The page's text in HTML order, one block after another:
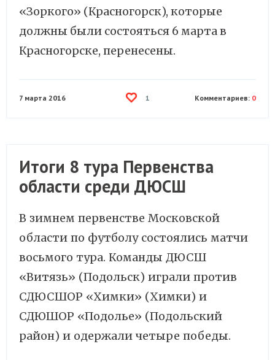
«Зоркого» (Красногорск), которые
должны были состояться 6 марта в
Красногорске, перенесены.
7 марта 2016 1 Комментариев: 0
Итоги 8 тура Первенства
области среди ДЮСШ
В зимнем первенстве Московской
области по футболу состоялись матчи
восьмого тура. Команды ДЮСШ
«Витязь» (Подольск) играли против
СДЮСШОР «Химки» (Химки) и
СДЮШОР «Подолье» (Подольский
район) и одержали четыре победы.